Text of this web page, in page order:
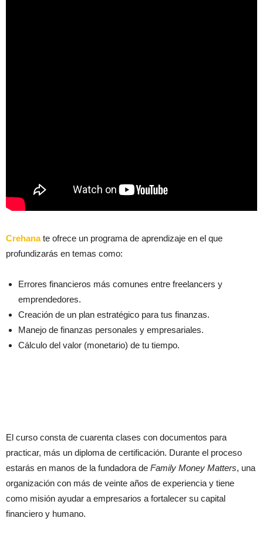
Crehanate ofrece un programa de aprendizaje en el que
profundizarás en temas como:
Errores financieros más comunes entre freelancers y
emprendedores.
Creación de un plan estratégico para tus finanzas.
Manejo de finanzas personales y empresariales.
Cálculo del valor (monetario) de tu tiempo.
El curso consta de cuarenta clases con documentos para
practicar, más un diploma de certificación. Durante el proceso
estarás en manos de la fundadora de Family Money Matters, una
organización con más de veinte años de experiencia y tiene
como misión ayudar a empresarios a fortalecer su capital
financiero y humano.